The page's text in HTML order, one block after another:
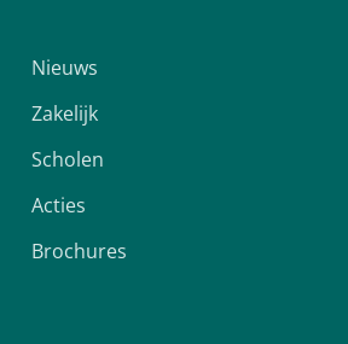
Nieuws
Zakelijk
Scholen
Acties
Brochures